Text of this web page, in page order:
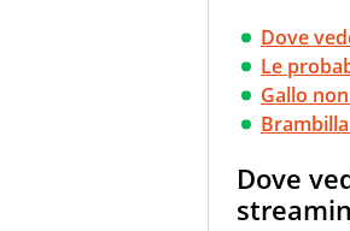
Dove
Le
Gallo
Dove